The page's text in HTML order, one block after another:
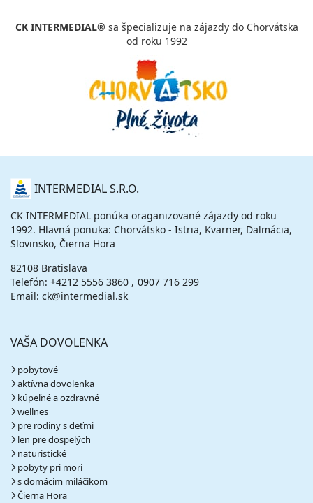
CK INTERMEDIAL® sa špecializuje na zájazdy do Chorvátska
od roku 1992
O
NÁS INTERMEDIAL S.R.O.
CK INTERMEDIAL ponúka oraganizované zájazdy od roku
1992. Hlavná ponuka: Chorvátsko - Istria, Kvarner, Dalmácia,
Slovinsko, Čierna Hora
82108 Bratislava
Telefón: +4212 5556 3860
0907 716 299
Email: ck@intermedial.sk
VAŠA DOVOLENKA
pobytové
aktívna dovolenka
kúpeľné a ozdravné
wellnes
pre rodiny s deťmi
len pre dospelých
naturistické
pobyty pri mori
s domácim miláčikom
Čierna Hora